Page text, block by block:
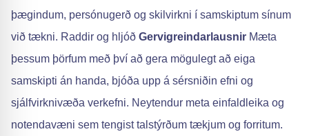
þægindum, persónugerð og skilvirkni í samskiptum sínum
við tækni. Raddir og hljóð Gervigreindarlausnir Mæta
þessum þörfum með því að gera mögulegt að eiga
samskipti án handa, bjóða upp á sérsniðin efni og
sjálfvirknivæða verkefni. Neytendur meta einfaldleika og
notendavæni sem tengist talstýrðum tækjum og forritum.